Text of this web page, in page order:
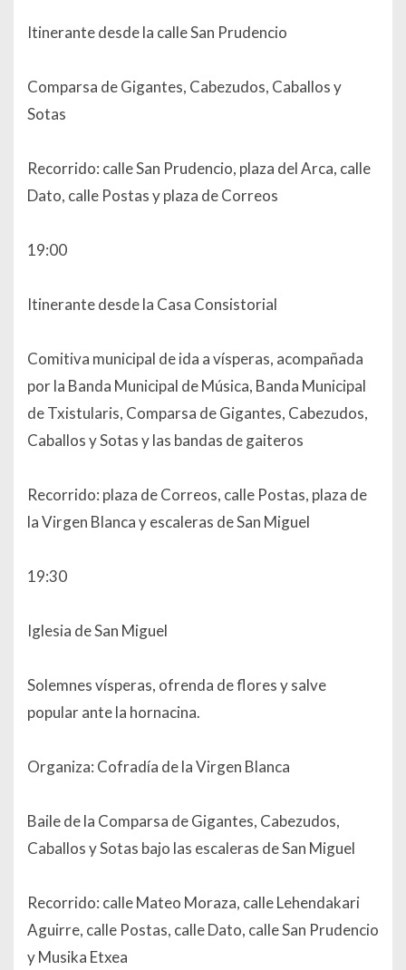
Itinerante desde la calle San Prudencio
Comparsa de Gigantes, Cabezudos, Caballos y
Sotas
Recorrido: calle San Prudencio, plaza del Arca, calle
Dato, calle Postas y plaza de Correos
19:00
Itinerante desde la Casa Consistorial
Comitiva municipal de ida a vísperas, acompañada
por la Banda Municipal de Música, Banda Municipal
de Txistularis, Comparsa de Gigantes, Cabezudos,
Caballos y Sotas y las bandas de gaiteros
Recorrido: plaza de Correos, calle Postas, plaza de
la Virgen Blanca y escaleras de San Miguel
19:30
Iglesia de San Miguel
Solemnes vísperas, ofrenda de flores y salve
popular ante la hornacina.
Organiza: Cofradía de la Virgen Blanca
Baile de la Comparsa de Gigantes, Cabezudos,
Caballos y Sotas bajo las escaleras de San Miguel
Recorrido: calle Mateo Moraza, calle Lehendakari
Aguirre, calle Postas, calle Dato, calle San Prudencio
y Musika Etxea